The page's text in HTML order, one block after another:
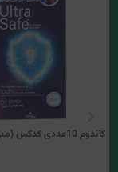
کاندوم 10عددی کدکس (مدلUltra Safe)